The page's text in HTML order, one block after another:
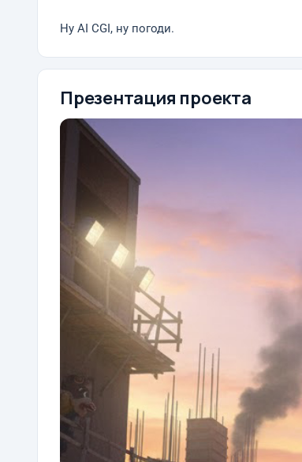
Ну AI CGI, ну погоди.
Презентация проекта